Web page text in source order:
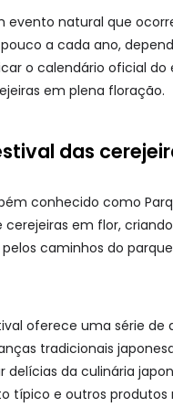
evento natural que
a cada ano,
o calendário oficial
em plena floração.
das
conhecido como
em flor,
caminhos do
oferece uma série
tradicionais
delícias da culinária
típico e outros produtos